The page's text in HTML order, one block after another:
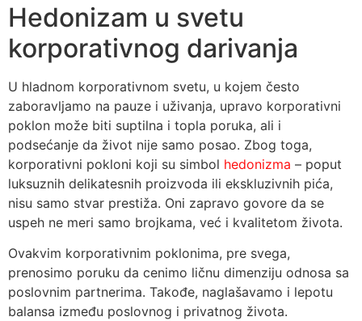
Hedonizam u svetu
korporativnog darivanja
U hladnom korporativnom svetu, u kojem često
zaboravljamo na pauze i uživanja, upravo korporativni
poklon može biti suptilna i topla poruka, ali i
podsećanje da život nije samo posao. Zbog toga,
korporativni pokloni koji su simbol hedonizma – poput
luksuznih delikatesnih proizvoda ili ekskluzivnih pića,
nisu samo stvar prestiža. Oni zapravo govore da se
uspeh ne meri samo brojkama, već i kvalitetom života.
Ovakvim korporativnim poklonima, pre svega,
prenosimo poruku da cenimo ličnu dimenziju odnosa sa
poslovnim partnerima. Takođe, naglašavamo i lepotu
balansa između poslovnog i privatnog života.